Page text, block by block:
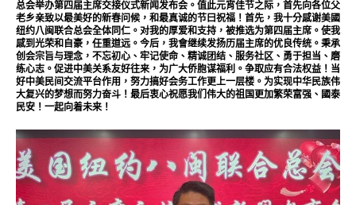
总会举办第四届主席交接仪式新闻发布会。值此元宵佳节之际，首先向各位父
老乡亲致以最美好的新春问候，和最真诚的节曰祝福！首先，我十分感谢美國
纽约八闽联合总会全体同仁。对我的厚爱和支持，被推选为第四届主席。使我
感到光荣和自豪，任重道远。今后，我會继续发扬历届主席的优良传统。秉承
创会宗旨与理念，不忘初心、牢记使命、精诚团结、服务社区、勇于担当、磨
练心志。促进中美关系友好往来，为广大侨胞谋福利。争取应有合法权益！当
好中美民间交流平台作用，努力搞好会务工作更上一层楼。为实现中华民族伟
大复兴的梦想而努力奋斗！最后衷心祝愿我们伟大的祖国更加繁荣富强、國泰
民安！一起向着未来！